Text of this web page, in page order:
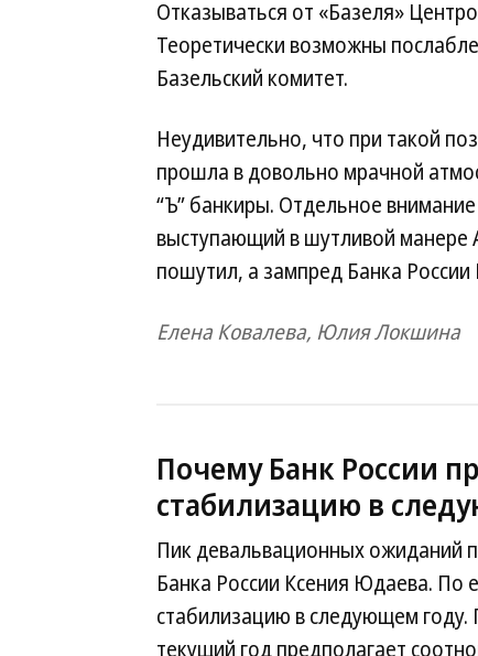
Отказываться от «Базеля»
Теоретически возможны
Базельский комитет.
Неудивительно, что при такой
прошла в довольно мрачной
“Ъ” банкиры. Отдельное
выступающий в шутливой манере
пошутил, а зампред Банка
Елена Ковалева, Юлия Локшина
Почему Банк России
стабилизацию в
Пик девальвационных ожиданий
Банка России Ксения Юдаева. По
стабилизацию в следующем году.
текущий год предполагает